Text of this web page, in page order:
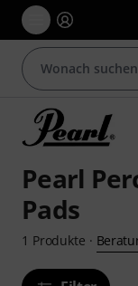
Pearl
Pads
1 Produkte ·